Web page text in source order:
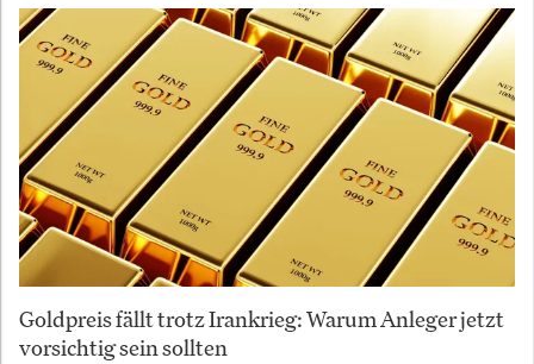
Goldpreis fällt trotz Irankrieg: Warum Anleger jetzt
vorsichtig sein sollten